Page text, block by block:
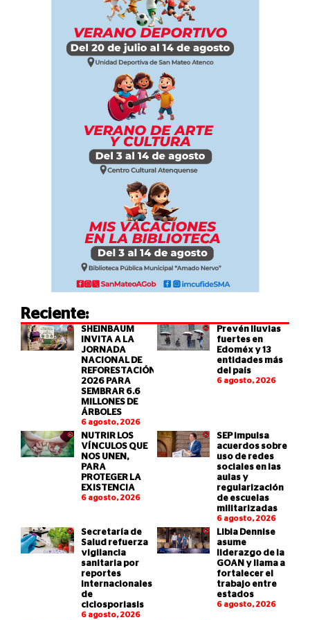
Reciente:
SHEINBAUM
INVITA A LA
JORNADA
NACIONAL DE
REFORESTACIÓN
2026 PARA
SEMBRAR 6.6
MILLONES DE
ÁRBOLES
6 agosto, 2026
Prevén lluvias
fuertes en
Edoméx y 13
entidades más
del país
6 agosto, 2026
NUTRIR LOS
VÍNCULOS QUE
NOS UNEN,
PARA
PROTEGER LA
EXISTENCIA
6 agosto, 2026
SEP impulsa
acuerdos sobre
uso de redes
sociales en las
aulas y
regularización
de escuelas
militarizadas
6 agosto, 2026
Secretaría de
Salud refuerza
vigilancia
sanitaria por
reportes
internacionales
de
ciclosporiasis
6 agosto, 2026
Libia Dennise
asume
liderazgo de la
GOAN y llama a
fortalecer el
trabajo entre
estados
6 agosto, 2026